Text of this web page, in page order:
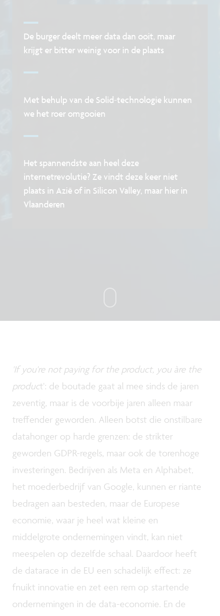
De burger deelt meer data dan ooit, maar
krijgt er bitter weinig voor in de plaats
Met behulp van de Solid-technologie kunnen
we het roer omgooien
Het spannendste aan heel deze
internetrevolutie? Ze vindt deze keer niet
plaats in Azië of in Silicon Valley, maar hier in
Vlaanderen
'If you're not paying for the product, you àre the
product': de boutade gaat al mee sinds de jaren
zeventig, maar is de voorbije jaren alleen maar
treffender geworden. Alleen botst die onstilbare
datahonger op harde grenzen: de strikter
geworden GDPR-regels, maar ook de torenhoge
investeringen. Bedrijven als Meta en Alphabet,
het moederbedrijf van Google, kunnen er riante
bedragen aan besteden, maar de Europese
economie, waar je heel wat kleine en
middelgrote ondernemingen vindt, kan niet
meespelen op dezelfde schaal. Daardoor heeft
de datarace in de EU een schadelijk effect: ze
fnuikt innovatie en zet een rem op startende
ondernemingen in de data-economie. En de